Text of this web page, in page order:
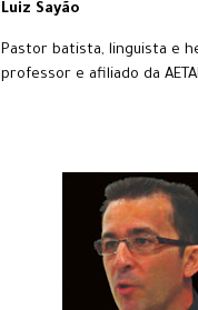
Luiz Sayão
Pastor batista, linguista e
professor e afiliado da